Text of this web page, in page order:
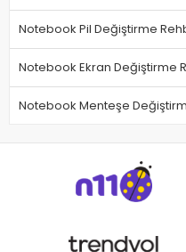
Notebook Pil Değiştirme
Notebook Ekran Değiştirme
Notebook Menteşe